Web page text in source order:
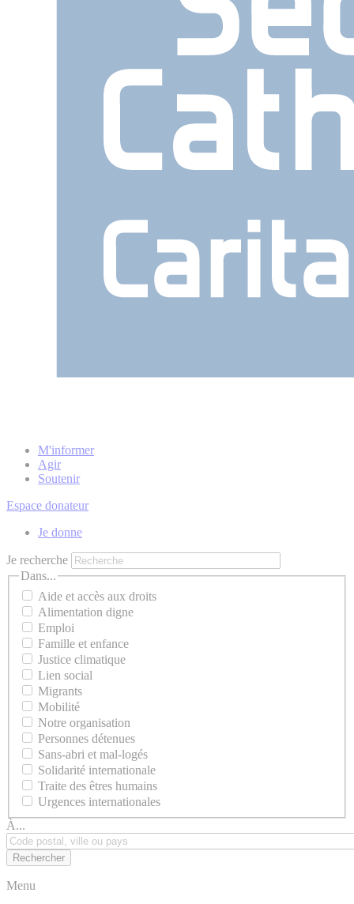
M'informer
Agir
Soutenir
Espace donateur
Je donne
Je recherche
Dans...
Aide et accès aux droits
Alimentation digne
Emploi
Famille et enfance
Justice climatique
Lien social
Migrants
Mobilité
Notre organisation
Personnes détenues
Sans-abri et mal-logés
Solidarité internationale
Traite des êtres humains
Urgences internationales
À...
Menu